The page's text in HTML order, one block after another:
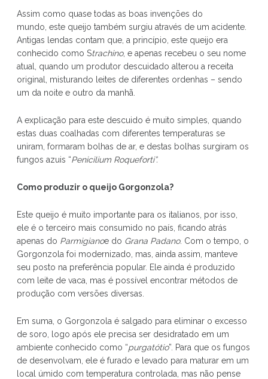
Assim como quase todas as boas invenções do
mundo, este queijo também surgiu através de um acidente.
Antigas lendas contam que, a princípio, este queijo era
conhecido como Strachino, e apenas recebeu o seu nome
atual, quando um produtor descuidado alterou a receita
original, misturando leites de diferentes ordenhas – sendo
um da noite e outro da manhã.
A explicação para este descuido é muito simples, quando
estas duas coalhadas com diferentes temperaturas se
uniram, formaram bolhas de ar, e destas bolhas surgiram os
fungos azuis “Penicilium Roqueforti”.
Como produzir o queijo Gorgonzola?
Este queijo é muito importante para os italianos, por isso,
ele é o terceiro mais consumido no país, ficando atrás
apenas do Parmigianoe do Grana Padano. Com o tempo, o
Gorgonzola foi modernizado, mas, ainda assim, manteve
seu posto na preferência popular. Ele ainda é produzido
com leite de vaca, mas é possível encontrar métodos de
produção com versões diversas.
Em suma, o Gorgonzola é salgado para eliminar o excesso
de soro, logo após ele precisa ser desidratado em um
ambiente conhecido como “purgatótio”. Para que os fungos
de desenvolvam, ele é furado e levado para maturar em um
local úmido com temperatura controlada, mas não pense